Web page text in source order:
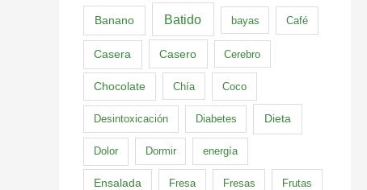
Banano Batido bayas Café
Casera Casero Cerebro
Chocolate Chía Coco
Desintoxicación Diabetes Dieta
Dolor Dormir energía
Ensalada Fresa Fresas Frutas